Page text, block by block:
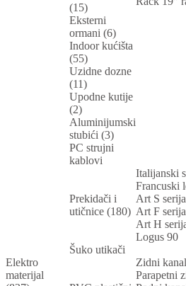
Elektro
materijal
(15)
Eksterni
ormani (6)
Indoor kućišta
(55)
Uzidne dozne
(11)
Upodne kutije
(2)
Aluminijumski
stubići (3)
PC strujni
kablovi
Prekidači i
utičnice (180)
Italijanski
Francuski
Art S
Art F
Art H
Logus 90
Šuko utikači
Zidni
Parapetni